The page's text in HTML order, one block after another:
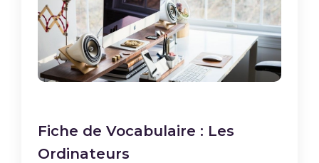
Fiche de Vocabulaire : Les
Ordinateurs